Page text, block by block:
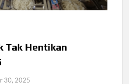
Lewat Program AI
Picu Pembatalan 10 Laga
IDA22, Sri Mulyani Jadi Ketua
Tak Hentikan
30, 2025